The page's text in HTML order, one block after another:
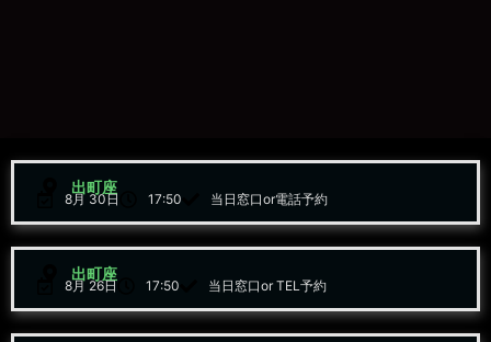
出町座
8月 30日 17:50 当日窓口or電話予約
出町座
8月 26日 17:50 当日窓口or TEL予約